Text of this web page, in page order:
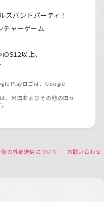
ズバンドパーティ！
チャーゲーム
以上、
Playロゴは、Google
米国およびその他の国々
の外部送信について お問い合わせ